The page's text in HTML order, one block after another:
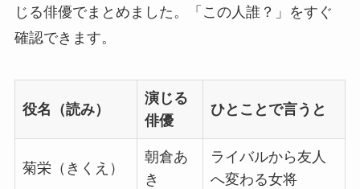
じる俳優でまとめました。「この人誰？」をすぐ
確認できます。
役名（読み）
演じる
俳優
ひとことで言うと
菊栄（きくえ）
朝倉あ
き
ライバルから友人
へ変わる女将